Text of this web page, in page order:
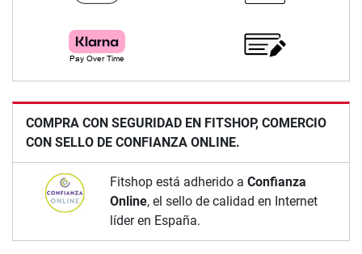
COMPRA CON SEGURIDAD EN FITSHOP, COMERCIO
CON SELLO DE CONFIANZA ONLINE.
Fitshop está adherido a Confianza
Online, el sello de calidad en Internet
líder en España.